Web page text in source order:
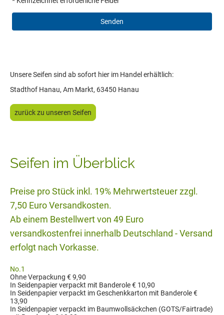
Senden
Unsere Seifen sind ab sofort hier im Handel erhältlich:
Stadthof Hanau, Am Markt, 63450 Hanau
zurück zu unseren Seifen
Seifen im Überblick
Preise pro Stück inkl. 19% Mehrwertsteuer zzgl.
7,50 Euro Versandkosten.
Ab einem Bestellwert von 49 Euro
versandkostenfrei innerhalb Deutschland - Versand
erfolgt nach Vorkasse.
No.1
Ohne Verpackung € 9,90
In Seidenpapier verpackt mit Banderole € 10,90
In Seidenpapier verpackt im Geschenkkarton mit Banderole €
13,90
In Seidenpapier verpackt im Baumwollsäckchen (GOTS/Fairtrade)